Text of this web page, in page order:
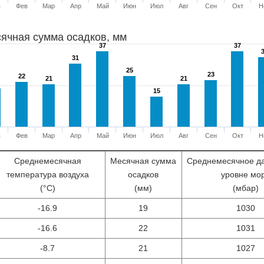
Фев Мар Апр Май Июн Июл Авг Сен Окт
сумма осадков, мм
22
22 21
21
31
31
37
37
25
25
15
15
21
21
23
23
37
37
Фев Мар Апр Май Июн Июл Авг Сен Окт
Среднемесячная
температура воздуха
(°С)
Месячная сумма
осадков
(мм)
Среднемесячное
уровне
(мбар)
-16.9 19 1030
-16.6 22 1031
-8.7 21 1027